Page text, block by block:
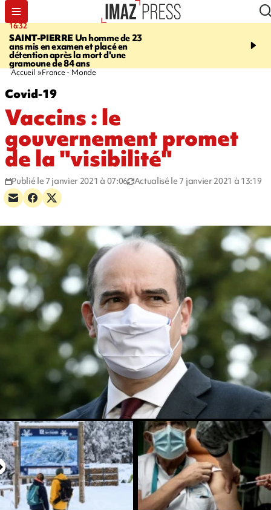
16:32
SAINT-PIERREUn homme de 23
ans mis en examen et placé en
détention après la mort d'une
gramoune de 84 ans
21:08
et Turquie scellent un
Accueil France - Monde
Covid-19
Vaccins : le
gouvernement promet
de la "visibilité"
Publié le 7 janvier 2021 à 07:06 Actualisé le 7 janvier 2021 à 13:19